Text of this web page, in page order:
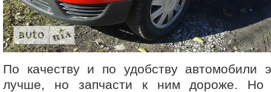
По качеству и по удобству автомобили
лучше, но запчасти к ним дороже. Но